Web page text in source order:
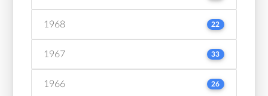
1968 22
1967 33
1966 26